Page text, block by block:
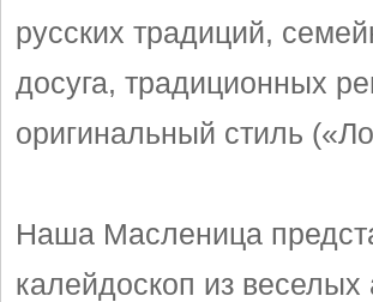
русских традиций,
досуга, традиционных
оригинальный стиль
Наша Масленица
калейдоскоп из веселых